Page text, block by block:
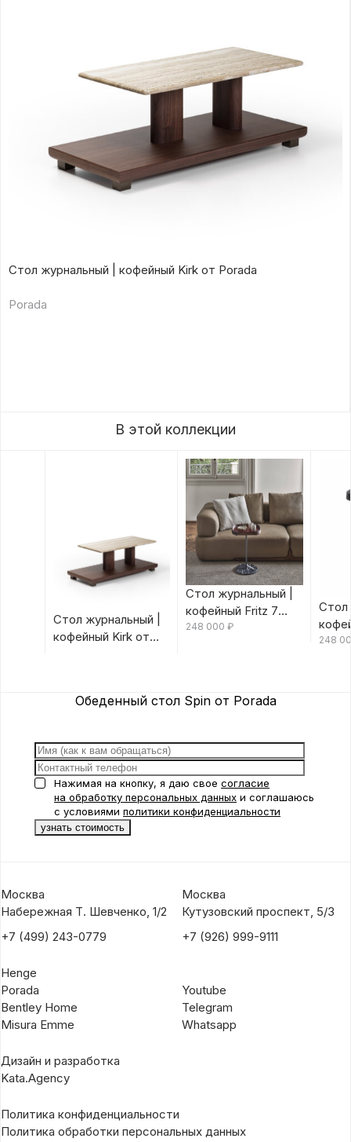
Стол журнальный | кофейный Kirk от Porada
Porada
В этой коллекции
Стол журнальный |
кофейный Kirk от
Стол журнальный |
кофейный Fritz 7
Canaletta/Rosso
248 000 ₽
Стол
248
Обеденный стол Spin от Porada
Нажимая на кнопку, я даю свое согласие
на обработку персональных данных и соглашаюсь
с условиями политики конфиденциальности
Москва
Набережная Т. Шевченко, 1/2
+7 (499) 243-0779
Москва
Кутузовский проспект, 5/3
+7 (926) 999-9111
Henge
Porada
Bentley Home
Misura Emme
Youtube
Telegram
Whatsapp
Дизайн и разработка
Kata.Agency
Политика конфиденциальности
Политика обработки персональных данных